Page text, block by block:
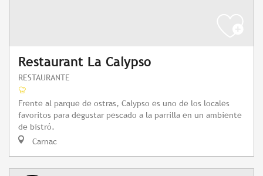
Restaurant La Calypso
RESTAURANTE
Frente al parque de ostras, Calypso es uno de los locales
favoritos para degustar pescado a la parrilla en un ambiente
de bistró.
Carnac